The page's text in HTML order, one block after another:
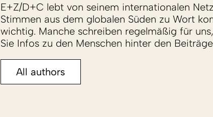
E+Z/D+C lebt von seinem internationalen
Stimmen aus dem globalen Süden zu Wort
wichtig. Manche schreiben regelmäßig für
Sie Infos zu den Menschen hinter den
All authors